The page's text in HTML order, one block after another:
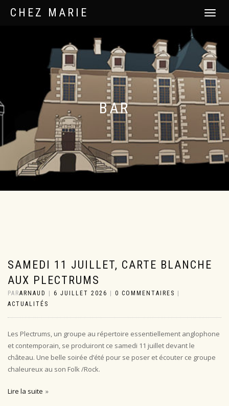
CHEZ MARIE
DÉPLIER
BAR
SAMEDI 11 JUILLET, CARTE BLANCHE
AUX PLECTRUMS
PARARNAUD 6 JUILLET 2026 0 COMMENTAIRES
ACTUALITÉS
Les Plectrums, un groupe au répertoire essentiellement anglophone
et contemporain, se produiront ce samedi 11 juillet devant le
château. Une belle soirée d’été pour se poser et écouter ce groupe
chaleureux au son Folk /Rock.
Lire la suite